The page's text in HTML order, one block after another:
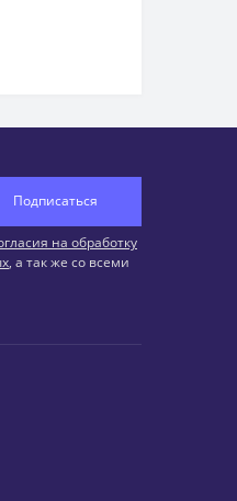
Подписаться
на обработку
, а так же со всеми